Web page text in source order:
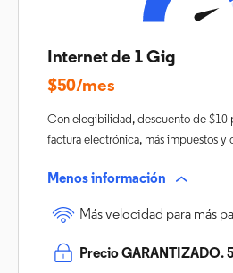
Internet de 1 Gig
$50/mes
Con elegibilidad, descuento de $10
factura electrónica, más impuestos y
Menos información
Más velocidad para más
Precio GARANTIZADO.